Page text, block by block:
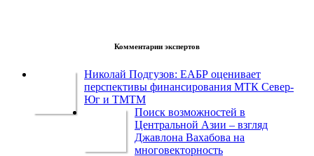
Комментарии экспертов
Николай Подгузов: ЕАБР оценивает
перспективы финансирования МТК Север-
Юг и ТМТМ
Поиск возможностей в
Центральной Азии – взгляд
Джавлона Вахабова на
многовекторность